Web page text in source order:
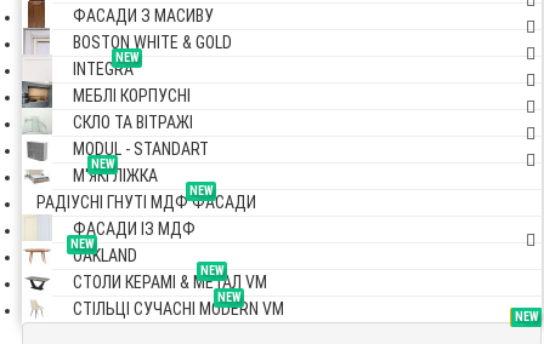
ФАСАДИ З МАСИВУ
BOSTON WHITE & GOLD
NEW
INTEGRA
МЕБЛІ КОРПУСНІ
СКЛО ТА ВІТРАЖІ
MODUL - STANDART
NEW
М'ЯКІ ЛІЖКА
NEW
РАДІУСНІ ГНУТІ МДФ ФАСАДИ
ФАСАДИ ІЗ МДФ
NEW
OAKLAND
NEW
СТОЛИ КЕРАМІ & МЕТАЛ VM
NEW
СТІЛЬЦІ СУЧАСНІ MODERN VM TOP
NEW
NEW
NEW